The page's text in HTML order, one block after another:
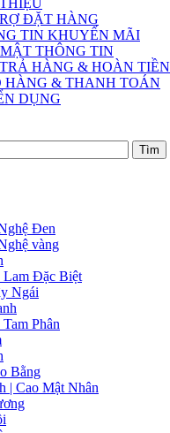
ĐẶT HÀNG
TIN KHUYẾN MÃI
THÔNG TIN
HÀNG & HOÀN TIỀN
HÀNG & THANH TOÁN
DỤNG
Đen
vàng
Lam Đặc Biệt
Ngái
Phân
Bằng
| Cao Mật Nhân